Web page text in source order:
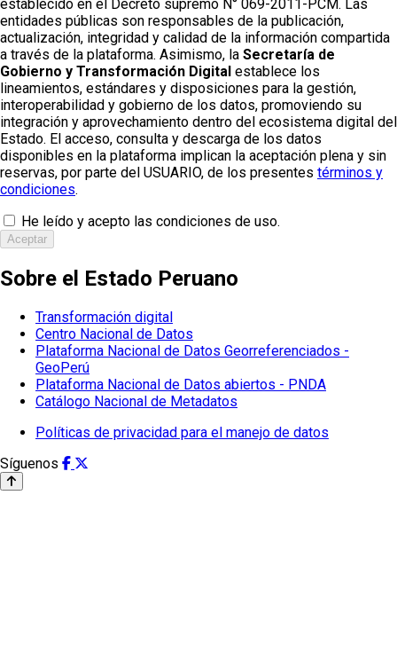
establecido en el Decreto supremo N° 069-2011-PCM. Las
entidades públicas son responsables de la publicación,
actualización, integridad y calidad de la información compartida
a través de la plataforma. Asimismo, la Secretaría de
Gobierno y Transformación Digital establece los
lineamientos, estándares y disposiciones para la gestión,
interoperabilidad y gobierno de los datos, promoviendo su
integración y aprovechamiento dentro del ecosistema digital del
Estado. El acceso, consulta y descarga de los datos
disponibles en la plataforma implican la aceptación plena y sin
reservas, por parte del USUARIO, de los presentes términos y
condiciones.
He leído y acepto las condiciones de uso.
Aceptar
Sobre el Estado Peruano
Transformación digital
Centro Nacional de Datos
Plataforma Nacional de Datos Georreferenciados -
GeoPerú
Plataforma Nacional de Datos abiertos - PNDA
Catálogo Nacional de Metadatos
Políticas de privacidad para el manejo de datos
Síguenos